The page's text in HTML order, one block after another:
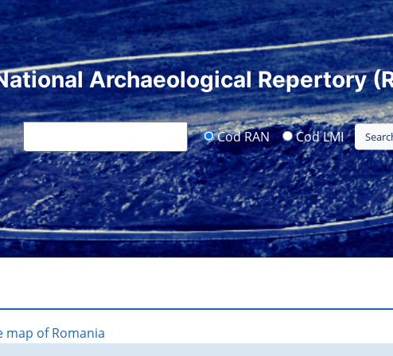
Archaeological Repertory
Cod RAN Cod LMI
map of Romania